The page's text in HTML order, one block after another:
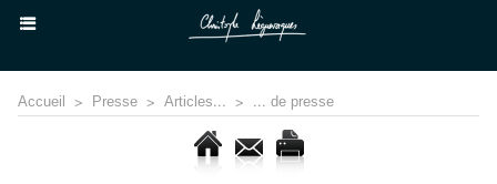
Accueil > Presse > Articles... > ... de presse